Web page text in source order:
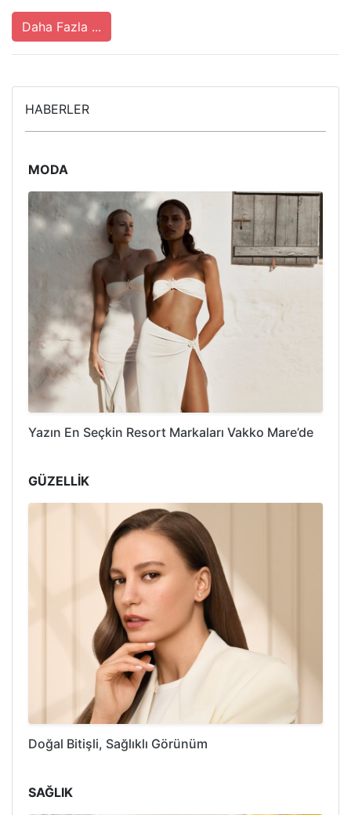
Daha Fazla ...
HABERLER
MODA
Yazın En Seçkin Resort Markaları Vakko Mare’de
GÜZELLİK
Doğal Bitişli, Sağlıklı Görünüm
SAĞLIK